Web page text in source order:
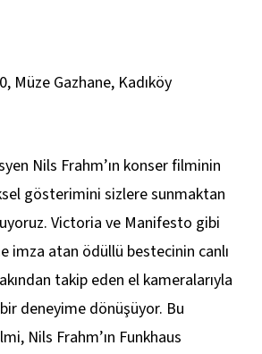
, Müze Gazhane, Kadıköy
Nils Frahm’ın konser filminin
gösterimini sizlere sunmaktan
Victoria ve Manifesto gibi
imza atan ödüllü bestecinin canlı
takip eden el kameralarıyla
deneyime dönüşüyor. Bu
Nils Frahm’ın Funkhaus